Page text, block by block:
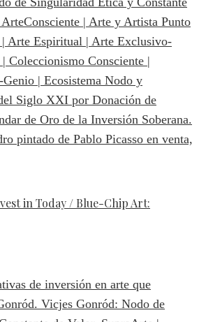
in Today / Blue-Chip Art: